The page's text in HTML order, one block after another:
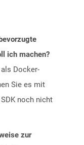
ich machen?
Docker-
Sie es mit
noch nicht
zur